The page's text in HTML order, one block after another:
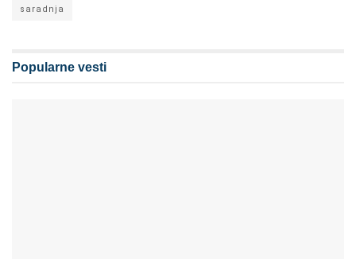
saradnja
Popularne vesti